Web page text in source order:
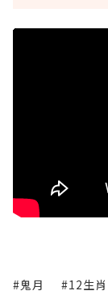
#鬼月 #12生肖